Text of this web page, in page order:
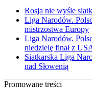
Rosja nie wyśle
Liga Narodów.
mistrzostwa Europy
Liga Narodów.
niedzielę finał z
Siatkarska Liga
nad Słowenią
Promowane treści